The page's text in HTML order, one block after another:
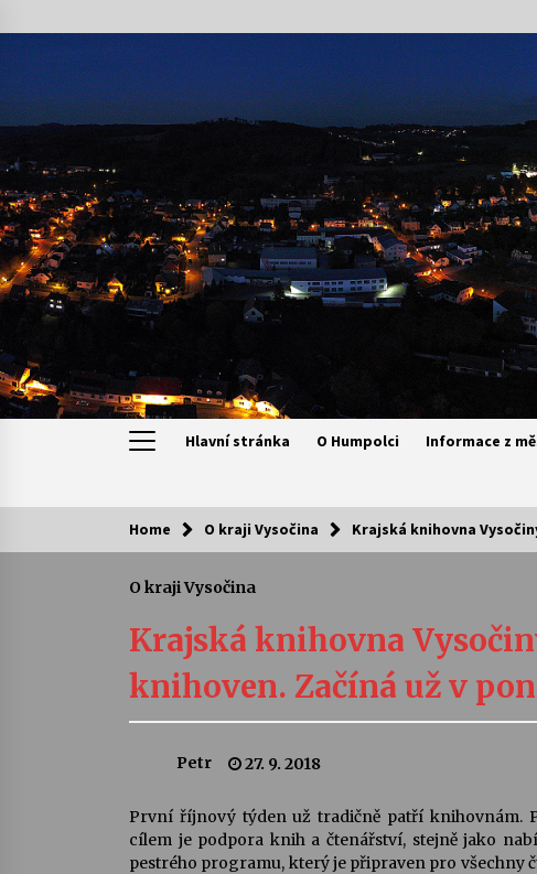
to
content
Hlavní stránka O Humpolci Informace z
Kam za kulturou?
Camerata a Sukuba Ensemble
4. 8. 2026
Quijotova šedesátka: 28. 7.–1. 8.
28. 7. 2026
Letní koncerty ve Stromovce: Rufus
Miller
22. 7. 2026
Home O kraji Vysočina Krajská knihovna
O kraji Vysočina
Krajská knihovna
knihoven. Začíná už v
Petr 27. 9. 2018
První říjnový týden už tradičně patří knihovnám.
cílem je podpora knih a čtenářství, stejně jako
pestrého programu, který je připraven pro všechny